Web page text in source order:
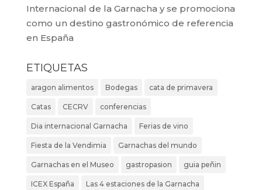
Internacional de la Garnacha y se promociona
como un destino gastronómico de referencia
en España
ETIQUETAS
aragon alimentos Bodegas cata de primavera
Catas CECRV conferencias
Dia internacional Garnacha Ferias de vino
Fiesta de la Vendimia Garnachas del mundo
Garnachas en el Museo gastropasion guia peñin
ICEX España Las 4 estaciones de la Garnacha